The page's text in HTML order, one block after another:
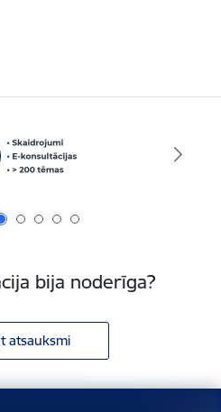
bija noderīga?
atsauksmi